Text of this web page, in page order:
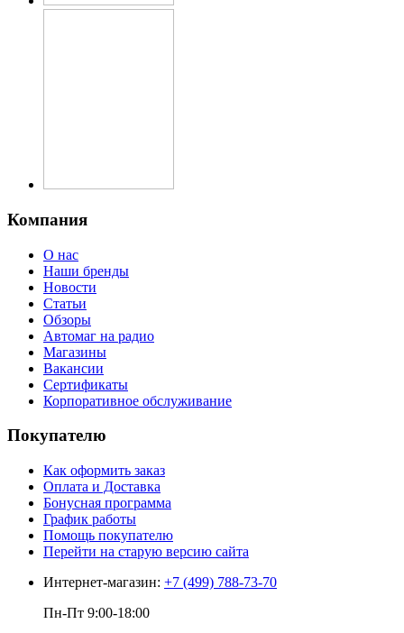
Компания
О нас
Наши бренды
Новости
Статьи
Обзоры
Автомаг на радио
Магазины
Вакансии
Сертификаты
Корпоративное обслуживание
Покупателю
Как оформить заказ
Оплата и Доставка
Бонусная программа
График работы
Помощь покупателю
Перейти на старую версию сайта
Интернет-магазин: +7 (499) 788-73-70
Пн-Пт 9:00-18:00